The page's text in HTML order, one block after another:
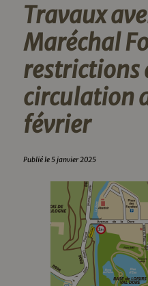
Travaux
Maréchal
restrictions
circulation
février
Publié le 5 janvier 2025